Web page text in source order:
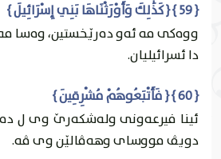
{ 59 } { كَذَٰلِكَ وَأَوْرَثْنَاهَا بَنِي إِسْرَائِيلَ }
ووه‌كى مه‌ ئه‌و ده‌رێخستين، وه‌سا
دا ئسرائيلیان.
{ 60 } { فَأَتْبَعُوهُمْ مُشْرِقِينَ }
ئينا فيرعه‌ونى وله‌شكه‌رێ وى ل
دويڤ مووساى وهه‌ڤالێن وى ڤه‌.